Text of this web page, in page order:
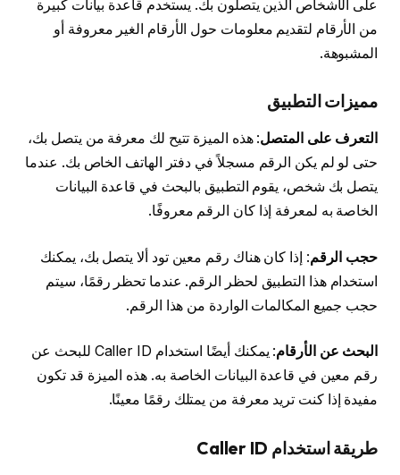
على الأشخاص الذين يتصلون بك. يستخدم قاعدة بيانات كبيرة
من الأرقام لتقديم معلومات حول الأرقام الغير معروفة أو
المشبوهة.
مميزات التطبيق
التعرف على المتصل: هذه الميزة تتيح لك معرفة من يتصل بك،
حتى لو لم يكن الرقم مسجلاً في دفتر الهاتف الخاص بك. عندما
يتصل بك شخص، يقوم التطبيق بالبحث في قاعدة البيانات
الخاصة به لمعرفة إذا كان الرقم معروفًا.
حجب الرقم: إذا كان هناك رقم معين تود ألا يتصل بك، يمكنك
استخدام هذا التطبيق لحظر الرقم. عندما تحظر رقمًا، سيتم
حجب جميع المكالمات الواردة من هذا الرقم.
البحث عن الأرقام
: يمكنك أيضًا استخدام Caller ID للبحث عن
رقم معين في قاعدة البيانات الخاصة به. هذه الميزة قد تكون
مفيدة إذا كنت تريد معرفة من يمتلك رقمًا معينًا.
طريقة استخدام Caller ID